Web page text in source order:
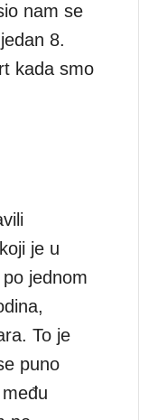
nam se
8.
kada smo
je u
jednom
To je
puno